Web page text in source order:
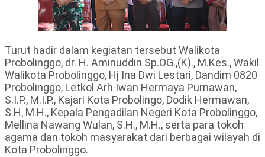
Turut hadir dalam kegiatan tersebut Walikota
Probolinggo, dr. H. Aminuddin Sp.OG.,(K)., M.Kes., Wakil
Walikota Probolinggo, Hj Ina Dwi Lestari, Dandim 0820
Probolinggo, Letkol Arh Iwan Hermaya Purnawan,
S.I.P., M.I.P., Kajari Kota Probolingo, Dodik Hermawan,
S.H, M.H., Kepala Pengadilan Negeri Kota Probolinggo,
Mellina Nawang Wulan, S.H., M.H., serta para tokoh
agama dan tokoh masyarakat dari berbagai wilayah di
Kota Probolinggo.